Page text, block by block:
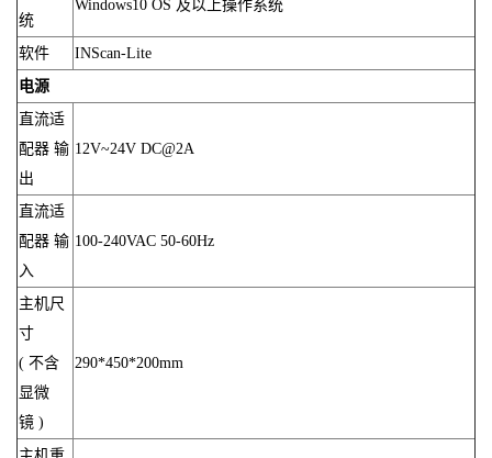
统
Windows10 OS 及以上操作系统
软件
INScan-Lite
电源
直流适
配器 输
出
12V~24V DC@2A
直流适
配器 输
入
100-240VAC 50-60Hz
主机尺
寸
( 不含
显微
镜 )
290*450*200mm